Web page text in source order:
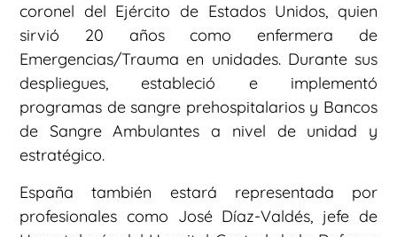
coronel del Ejército de Estados Unidos, quien
sirvió 20 años como enfermera de
Emergencias/Trauma en unidades. Durante sus
despliegues, estableció e implementó
programas de sangre prehospitalarios y Bancos
de Sangre Ambulantes a nivel de unidad y
estratégico.
España también estará representada por
profesionales como José Díaz-Valdés, jefe de